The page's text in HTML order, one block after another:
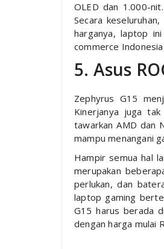
OLED dan 1.000-
Secara
harganya, laptop
commerce Indonesia.
5. Asus
Zephyrus G15
Kinerjanya juga
tawarkan AMD dan
mampu menangani
Hampir semua hal
merupakan
perlukan, dan
laptop gaming
G15 harus berada
dengan harga mulai